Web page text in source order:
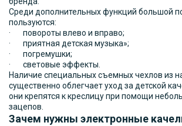
Среди дополнительных функций большой
пользуются:
· повороты влево и вправо;
· приятная детская музыка»;
· погремушки;
· световые эффекты.
Наличие специальных съемных чехлов из
существенно облегчает уход за детской
они крепятся к креслицу при помощи
зацепов.
Зачем нужны электронные